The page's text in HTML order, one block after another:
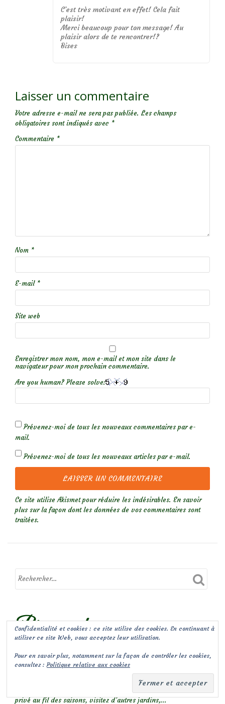
C’est très motivant en effet! Cela fait
plaisir!
Merci beaucoup pour ton message! Au
plaisir alors de te rencontrer!?
Bises
Laisser un commentaire
Votre adresse e-mail ne sera pas publiée. Les champs
obligatoires sont indiqués avec *
Commentaire *
Nom *
E-mail *
Site web
Enregistrer mon nom, mon e-mail et mon site dans le
navigateur pour mon prochain commentaire.
Are you human? Please solve:
Prévenez-moi de tous les nouveaux commentaires par e-
mail.
Prévenez-moi de tous les nouveaux articles par e-mail.
Ce site utilise Akismet pour réduire les indésirables. En savoir
plus sur la façon dont les données de vos commentaires sont
traitées.
Bienvenue !
Gembloux, en Belgique. A travers ce blog, je partage ma passion
et mes conseils de paysagiste, en encourageant la biodiversité
au jardin. Découvrez mes plantes coup de coeur et la petite
faune d’un jardin naturel, suivez les chroniques de mon jardin
privé au fil des saisons, visitez d’autres jardins,...
Confidentialité et cookies : ce site utilise des cookies. En continuant à
utiliser ce site Web, vous acceptez leur utilisation.
Pour en savoir plus, notamment sur la façon de contrôler les cookies,
consultez :Politique relative aux cookies